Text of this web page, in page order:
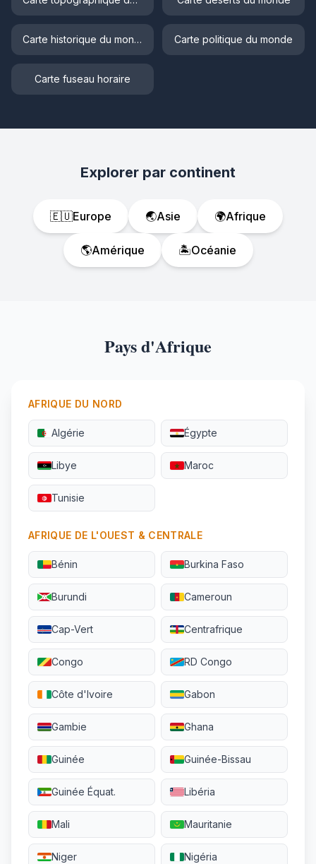
Carte historique du monde Carte politique du monde
Carte fuseau horaire
Explorer par continent
🇪🇺Europe 🌏Asie 🌍Afrique
🌎Amérique 🏝️Océanie
Pays d'Afrique
AFRIQUE DU NORD
Algérie Égypte
Libye Maroc
Tunisie
AFRIQUE DE L'OUEST & CENTRALE
Bénin Burkina Faso
Burundi Cameroun
Cap-Vert Centrafrique
Congo RD Congo
Côte d'Ivoire Gabon
Gambie Ghana
Guinée Guinée-Bissau
Guinée Équat. Libéria
Mali Mauritanie
Niger Nigéria